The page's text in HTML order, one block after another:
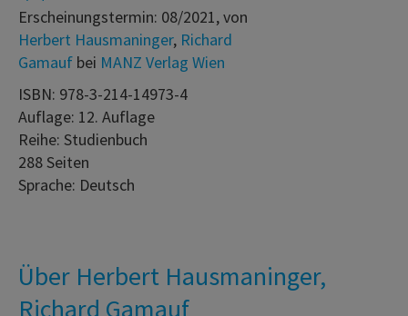
Erscheinungstermin: 08/2021, von
Herbert Hausmaninger, Richard
Gamauf bei MANZ Verlag Wien
ISBN: 978-3-214-14973-4
Auflage: 12. Auflage
Reihe: Studienbuch
288 Seiten
Sprache: Deutsch
Über Herbert Hausmaninger,
Richard Gamauf